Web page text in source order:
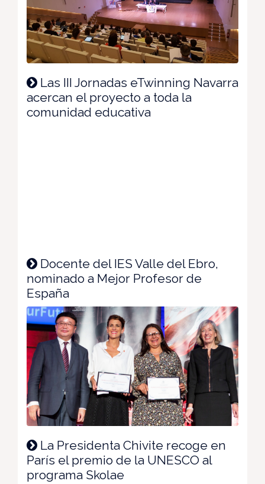
Las III Jornadas eTwinning Navarra
acercan el proyecto a toda la
comunidad educativa
Docente del IES Valle del Ebro,
nominado a Mejor Profesor de
España
La Presidenta Chivite recoge en
París el premio de la UNESCO al
programa Skolae